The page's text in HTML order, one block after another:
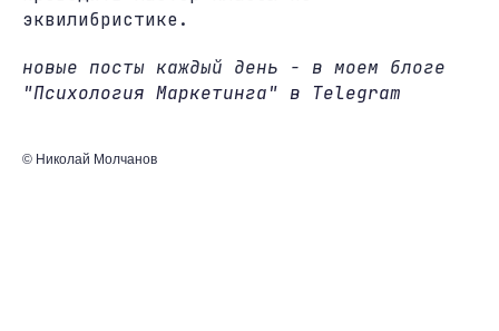
эквилибристике.
новые посты каждый день - в моем блоге
"Психология Маркетинга" в Telegram
© Николай Молчанов